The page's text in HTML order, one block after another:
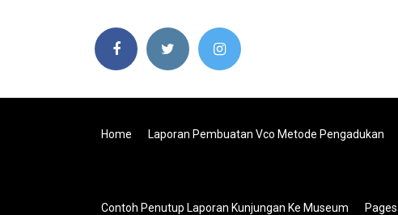
Home Laporan Pembuatan Vco Metode Pengadukan
Contoh Penutup Laporan Kunjungan Ke Museum Pages